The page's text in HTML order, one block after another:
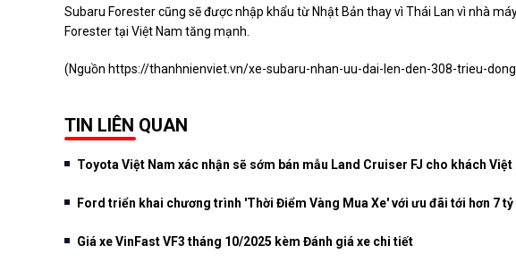
Subaru Forester cũng sẽ được nhập khẩu từ Nhật Bản thay vì Thái Lan vì nhà
Forester tại Việt Nam tăng mạnh.
(Nguồn https://thanhnienviet.vn/xe-subaru-nhan-uu-dai-len-den-308-trieu-
TIN LIÊN QUAN
Toyota Việt Nam xác nhận sẽ sớm bán mẫu Land Cruiser FJ cho khách Việt
Ford triển khai chương trình 'Thời Điểm Vàng Mua Xe' với ưu đãi tới hơn 7
Giá xe VinFast VF3 tháng 10/2025 kèm Đánh giá xe chi tiết